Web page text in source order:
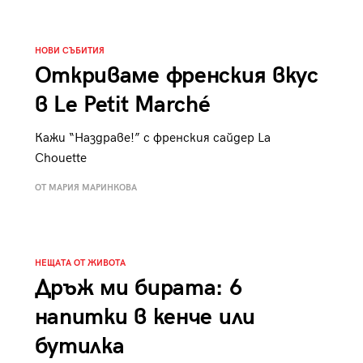
НОВИ СЪБИТИЯ
Откриваме френския вкус
в Le Petit Marché
Кажи “Наздраве!” с френския сайдер La
Chouette
ОТ МАРИЯ МАРИНКОВА
НЕЩАТА ОТ ЖИВОТА
Дръж ми бирата: 6
напитки в кенче или
бутилка
29